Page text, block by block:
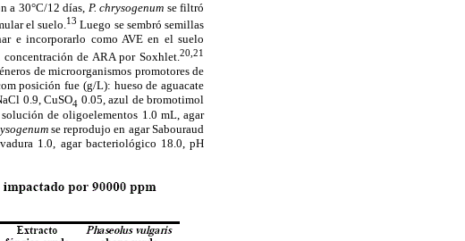
a 30°C/12 días, P. chrysogenum se filtró
el suelo.13 Luego se sembró semillas
e incorporarlo como AVE en el suelo
de ARA por Soxhlet.20,21
de microorganismos promotores de
posición fue (g/L): hueso de aguacate
0.9, CuSO4 0.05, azul de bromotimol
de oligoelementos 1.0 mL, agar
se reprodujo en agar Sabouraud
1.0, agar bacteriológico 18.0, pH